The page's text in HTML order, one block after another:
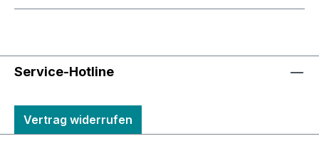
Service-Hotline
Vertrag widerrufen